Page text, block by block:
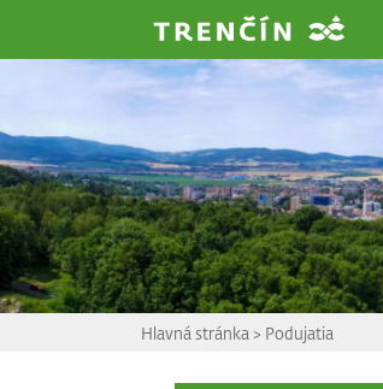
Hlavná stránka > Podujatia